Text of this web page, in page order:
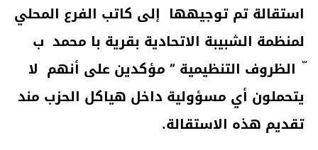
استقالة تم توجيهها إلى كاتب الفرع المحلي
لمنظمة الشبيبة الاتحادية بقرية با محمد ب
ّ الظروف التنظيمية ” مؤكدين على أنهم لا
يتحملون أي مسؤولية داخل هياكل الحزب مند
تقديم هذه الاستقالة.